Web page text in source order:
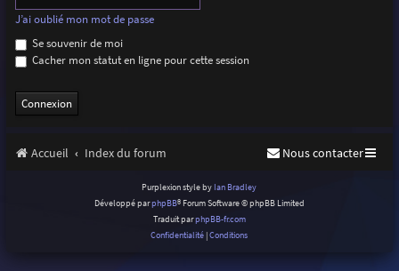
J’ai oublié mon mot de passe
Se souvenir de moi
Cacher mon statut en ligne pour cette session
Accueil Index du forum Nous contacter
Purplexion style by Ian Bradley
Développé parphpBB® Forum Software © phpBB Limited
Traduit parphpBB-fr.com
Confidentialité |Conditions